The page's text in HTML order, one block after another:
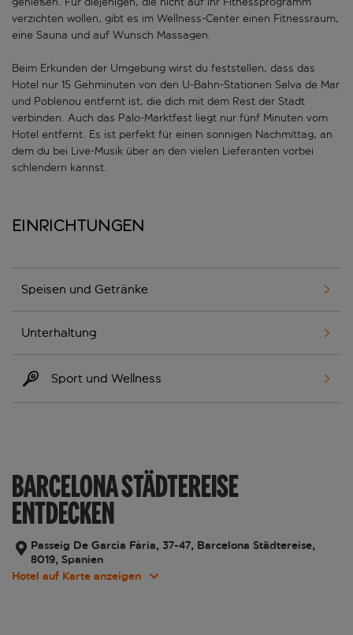
verzichten wollen, gibt es im Wellness-Center einen Fitnessraum,
eine Sauna und auf Wunsch Massagen.
Beim Erkunden der Umgebung wirst du feststellen, dass das
Hotel nur 15 Gehminuten von den U-Bahn-Stationen Selva de Mar
und Poblenou entfernt ist, die dich mit dem Rest der Stadt
verbinden. Auch das Palo-Marktfest liegt nur fünf Minuten vom
Hotel entfernt. Es ist perfekt für einen sonnigen Nachmittag, an
dem du bei Live-Musik über an den vielen Lieferanten vorbei
schlendern kannst.
Einrichtungen
Speisen und Getränke
Unterhaltung
Sport und Wellness
BARCELONA STÄDTEREISE
ENTDECKEN
Passeig De Garcia Fària, 37-47, Barcelona Städtereise,
8019, Spanien
Hotel auf Karte anzeigen